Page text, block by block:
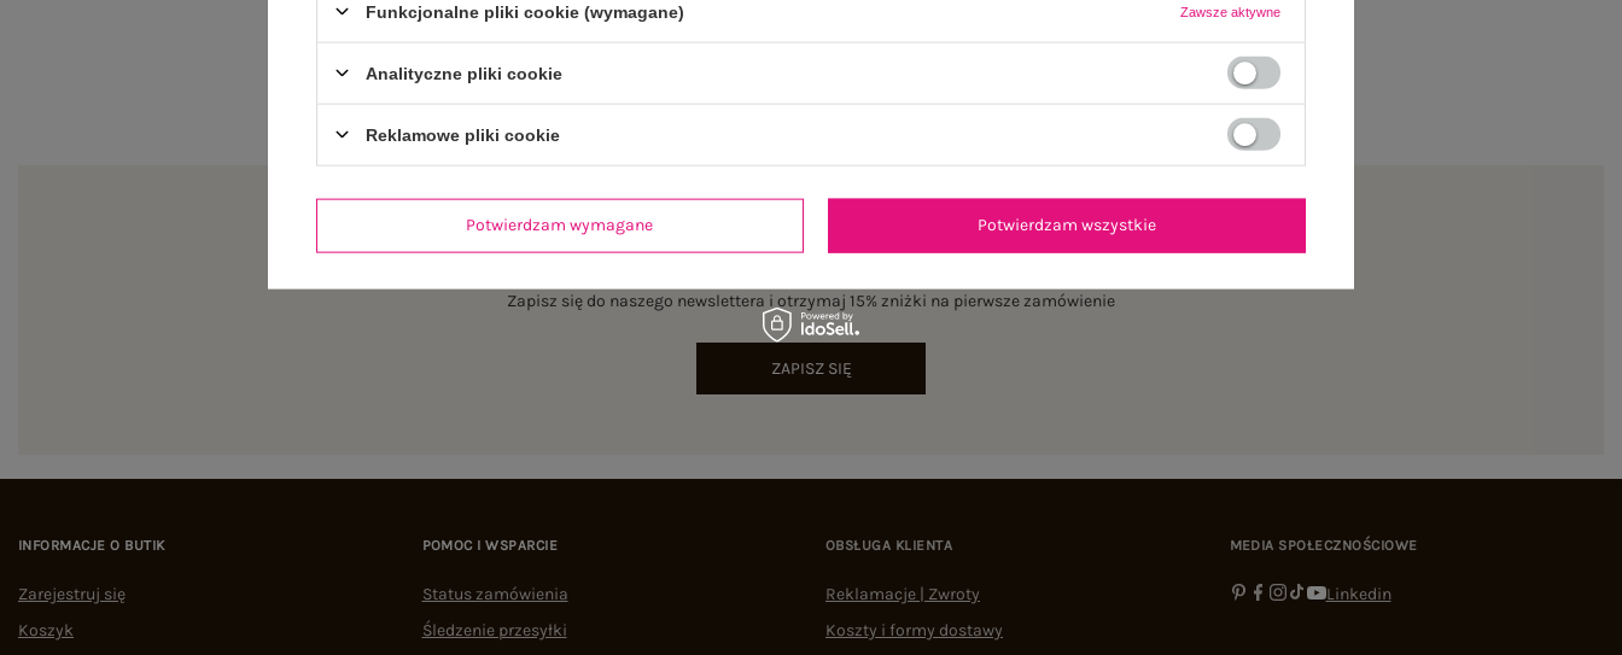
NEWSLETTER
Zapisz się do naszego newslettera i otrzymaj 15% zniżki na pierwsze zamówienie
ZAPISZ SIĘ
INFORMACJE O BUTIK
Zarejestruj się
Koszyk
POMOC I WSPARCIE
Status zamówienia
Śledzenie przesyłki
OBSŁUGA KLIENTA
Reklamacje | Zwroty
Koszty i formy dostawy
MEDIA SPOŁECZNOŚCIOWE
Linkedin
Funkcjonalne pliki cookie (wymagane) Zawsze aktywne
Analityczne pliki cookie
Reklamowe pliki cookie
Potwierdzam wymagane Potwierdzam wszystkie